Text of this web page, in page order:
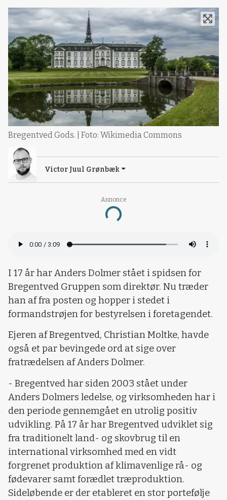
Annonce
Loading...
Bregentved Gods. | Foto: Wikimedia Commons
Victor Juul Grønbæk
I 17 år har Anders Dolmer stået i spidsen for
Bregentved Gruppen som direktør. Nu træder
han af fra posten og hopper i stedet i
formandstrøjen for bestyrelsen i foretagendet.
Ejeren af Bregentved, Christian Moltke, havde
også et par bevingede ord at sige over
fratrædelsen af Anders Dolmer.
- Bregentved har siden 2003 stået under
Anders Dolmers ledelse, og virksomheden har i
den periode gennemgået en utrolig positiv
udvikling. På 17 år har Bregentved udviklet sig
fra traditionelt land- og skovbrug til en
international virksomhed med en vidt
forgrenet produktion af klimavenlige rå- og
fødevarer samt forædlet træproduktion.
Sideløbende er der etableret en stor portefølje